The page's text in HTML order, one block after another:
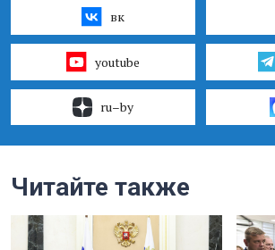
вк
youtube
ru–by
Читайте также